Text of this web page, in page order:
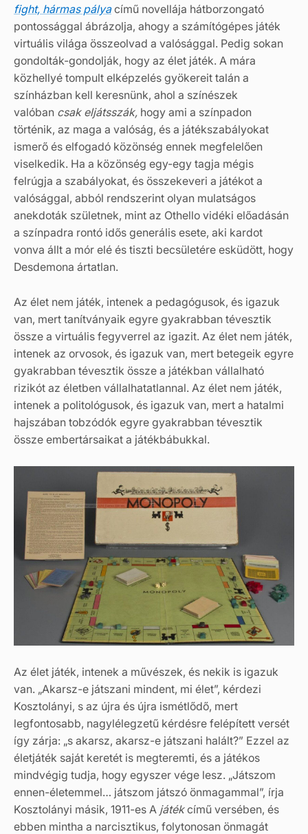
fight, hármas pályacímű novellája hátborzongató
pontossággal ábrázolja, ahogy a számítógépes játék
virtuális világa összeolvad a valósággal. Pedig sokan
gondolták-gondolják, hogy az élet játék. A mára
közhellyé tompult elképzelés gyökereit talán a
színházban kell keresnünk, ahol a színészek
valóban csak eljátsszák, hogy ami a színpadon
történik, az maga a valóság, és a játékszabályokat
ismerő és elfogadó közönség ennek megfelelően
viselkedik. Ha a közönség egy-egy tagja mégis
felrúgja a szabályokat, és összekeveri a játékot a
valósággal, abból rendszerint olyan mulatságos
anekdoták születnek, mint az Othello vidéki előadásán
a színpadra rontó idős generális esete, aki kardot
vonva állt a mór elé és tiszti becsületére esküdött, hogy
Desdemona ártatlan.
Az élet nem játék, intenek a pedagógusok, és igazuk
van, mert tanítványaik egyre gyakrabban tévesztik
össze a virtuális fegyverrel az igazit. Az élet nem játék,
intenek az orvosok, és igazuk van, mert betegeik egyre
gyakrabban tévesztik össze a játékban vállalható
rizikót az életben vállalhatatlannal. Az élet nem játék,
intenek a politológusok, és igazuk van, mert a hatalmi
hajszában tobzódók egyre gyakrabban tévesztik
össze embertársaikat a játékbábukkal.
Az élet játék, intenek a művészek, és nekik is igazuk
van. „Akarsz-e játszani mindent, mi élet”, kérdezi
Kosztolányi, s az újra és újra ismétlődő, mert
legfontosabb, nagylélegzetű kérdésre felépített versét
így zárja: „s akarsz, akarsz-e játszani halált?” Ezzel az
életjáték saját keretét is megteremti, és a játékos
mindvégig tudja, hogy egyszer vége lesz. „Játszom
ennen-életemmel… játszom játszó önmagammal”, írja
Kosztolányi másik, 1911-es A játékcímű versében, és
ebben mintha a narcisztikus, folytonosan önmagát